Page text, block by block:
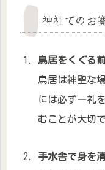
神社でのお
鳥居をくぐる
鳥居は神聖な
には必ず一礼
むことが大切で
手水舎で身を